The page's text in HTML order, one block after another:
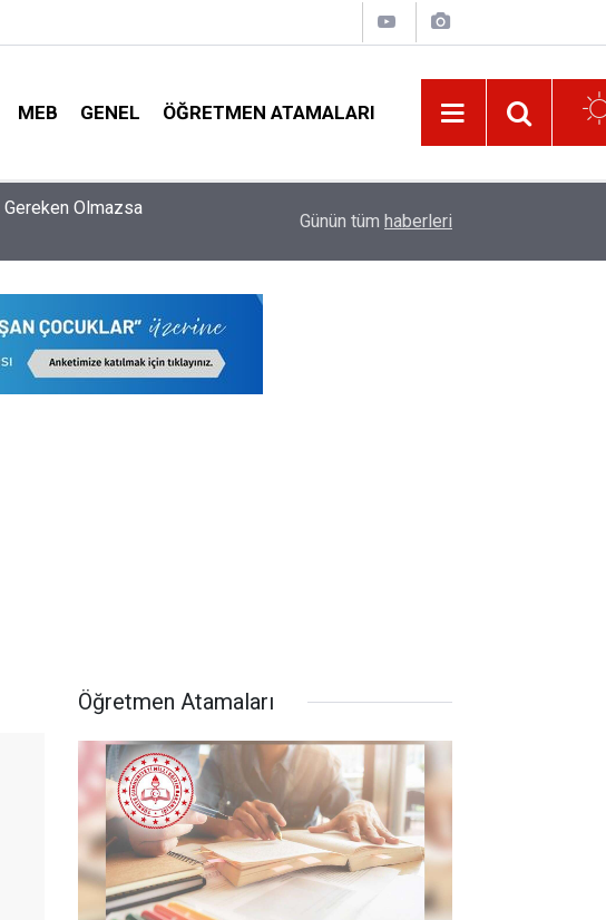
MEB GENEL ÖĞRETMEN ATAMALARI
Takvimi Yönetici Atamalarında En Avantajlı
Günün tüm haberleri
Öğretmen Atamaları